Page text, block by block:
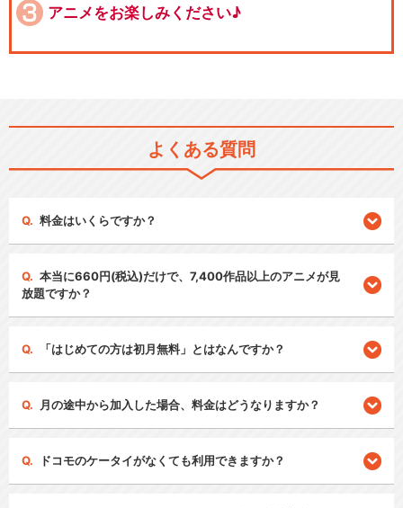
アニメをお楽しみください♪
よくある質問
料金はいくらですか？
本当に660円(税込)だけで、7,400作品以上のアニメが見
放題ですか？
「はじめての方は初月無料」とはなんですか？
月の途中から加入した場合、料金はどうなりますか？
ドコモのケータイがなくても利用できますか？